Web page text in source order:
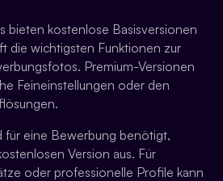
bieten kostenlose Basisversionen
die wichtigsten Funktionen zur
Premium-Versionen
Feineinstellungen oder den
für eine Bewerbung benötigt,
Version aus. Für
oder professionelle Profile kann